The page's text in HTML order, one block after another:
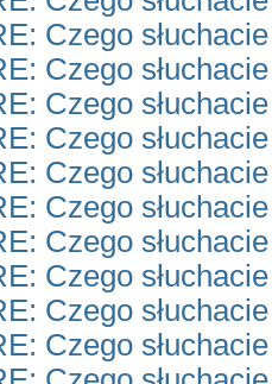
Czego
Czego
Czego
Czego
Czego
Czego
Czego
Czego
Czego
Czego